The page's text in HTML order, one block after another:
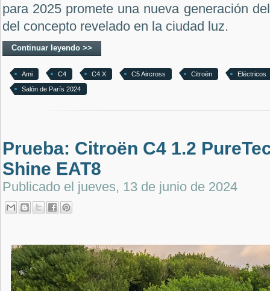
para 2025 promete una nueva generación
del concepto revelado en la ciudad luz.
Continuar leyendo >>
Ami C4 C4 X C5 Aircross Citroën Eléctricos
Salón de París 2024
Prueba: Citroën C4 1.2
Shine EAT8
Publicado el jueves, 13 de junio de 2024